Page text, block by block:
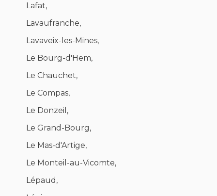
Lafat,
Lavaufranche,
Lavaveix-les-Mines,
Le Bourg-d'Hem,
Le Chauchet,
Le Compas,
Le Donzeil,
Le Grand-Bourg,
Le Mas-d'Artige,
Le Monteil-au-Vicomte,
Lépaud,